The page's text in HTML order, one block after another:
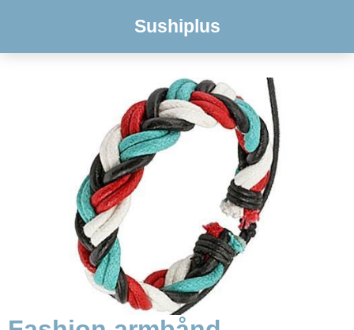
Sushiplus